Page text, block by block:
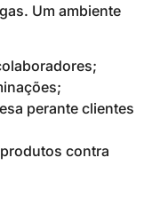
Um ambiente
perante clientes
contra